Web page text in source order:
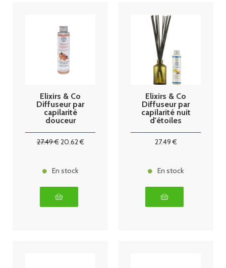
Elixirs & Co
Diffuseur par
capilarité
douceur
27.49€20.62€
En stock
Elixirs & Co
Diffuseur par
capilarité nuit
d'étoiles
27.49€
En stock